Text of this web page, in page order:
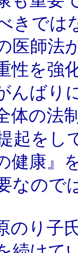
きでは
医師法
性を強
んばり
体の法
起をし
健康』
なので
り子氏